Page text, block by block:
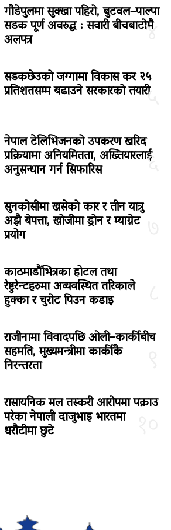
४
गौडेपुलमा सुक्खा पहिरो, बुटवल–पाल्पा
सडक पूर्ण अवरुद्ध : सवारी बीचबाटोमै
अलपत्र
५
सडकछेउको जग्गामा विकास कर २५
प्रतिशतसम्म बढाउने सरकारको तयारी
६
नेपाल टेलिभिजनको उपकरण खरिद
प्रक्रियामा अनियमितता, अख्तियारलाई
अनुसन्धान गर्न सिफारिस
सुनकोसीमा खसेको कार र तीन यात्रु
अझै बेपत्ता, खोजीमा ड्रोन र म्याग्नेट
प्रयोग
काठमाडौंभित्रका होटल तथा
रेष्टुरेन्टहरुमा अव्यवस्थित तरिकाले
हुक्का र चुरोट पिउन कडाइ
राजीनामा विवादपछि ओली–कार्कीबीच
सहमति, मुख्यमन्त्रीमा कार्कीकै
निरन्तरता
रासायनिक मल तस्करी आरोपमा पक्राउ
परेका नेपाली दाजुभाइ भारतमा
धरौटीमा छुटे